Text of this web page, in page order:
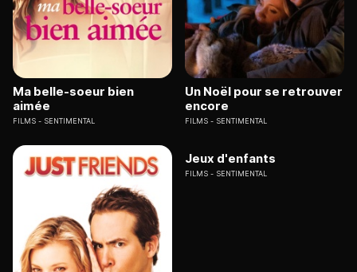
Ma belle-soeur bien
aimée
FILMS SENTIMENTAL
Un Noël pour se retrouver
encore
FILMS SENTIMENTAL
Jeux d'enfants
FILMS SENTIMENTAL